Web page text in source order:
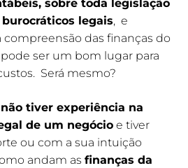
sobre toda legislação
legais, e
das finanças do
ser um bom lugar para
Será mesmo?
não tiver experiência na
de um negócio e tiver
ou com a sua intuição
andam as finanças da